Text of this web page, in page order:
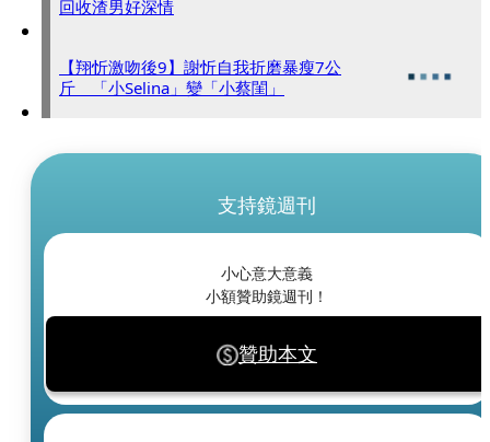
回收渣男好深情
【翔忻激吻後9】謝忻自我折磨暴瘦7公
斤 「小Selina」變「小蔡閨」
支持鏡週刊
小心意大意義
小額贊助鏡週刊！
贊助本文